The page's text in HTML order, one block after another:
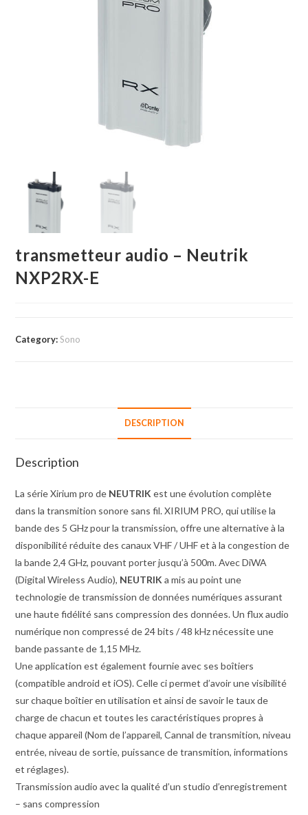
transmetteur audio – Neutrik
NXP2RX-E
Category:Sono
DESCRIPTION
Description
La série Xirium pro de NEUTRIK est une évolution complète
dans la transmition sonore sans fil. XIRIUM PRO, qui utilise la
bande des 5 GHz pour la transmission, offre une alternative à la
disponibilité réduite des canaux VHF / UHF et à la congestion de
la bande 2,4 GHz, pouvant porter jusqu’à 500m. Avec DiWA
(Digital Wireless Audio), NEUTRIK a mis au point une
technologie de transmission de données numériques assurant
une haute fidélité sans compression des données. Un flux audio
numérique non compressé de 24 bits / 48 kHz nécessite une
bande passante de 1,15 MHz.
Une application est également fournie avec ses boîtiers
(compatible android et iOS). Celle ci permet d’avoir une visibilité
sur chaque boîtier en utilisation et ainsi de savoir le taux de
charge de chacun et toutes les caractéristiques propres à
chaque appareil (Nom de l’appareil, Cannal de transmition, niveau
entrée, niveau de sortie, puissance de transmition, informations
et réglages).
Transmission audio avec la qualité d’un studio d’enregistrement
– sans compression